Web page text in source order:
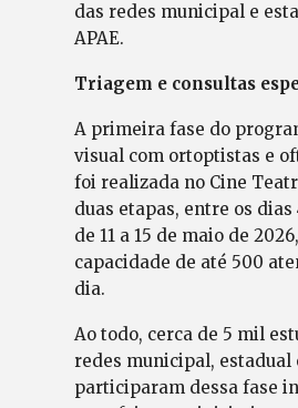
das redes municipal e
APAE.
Triagem e consultas
A primeira fase do
visual com ortoptistas e
foi realizada no Cine
duas etapas, entre os dias
de 11 a 15 de maio de
capacidade de até 500
dia.
Ao todo, cerca de 5 mil
redes municipal, estadual
participaram dessa fase